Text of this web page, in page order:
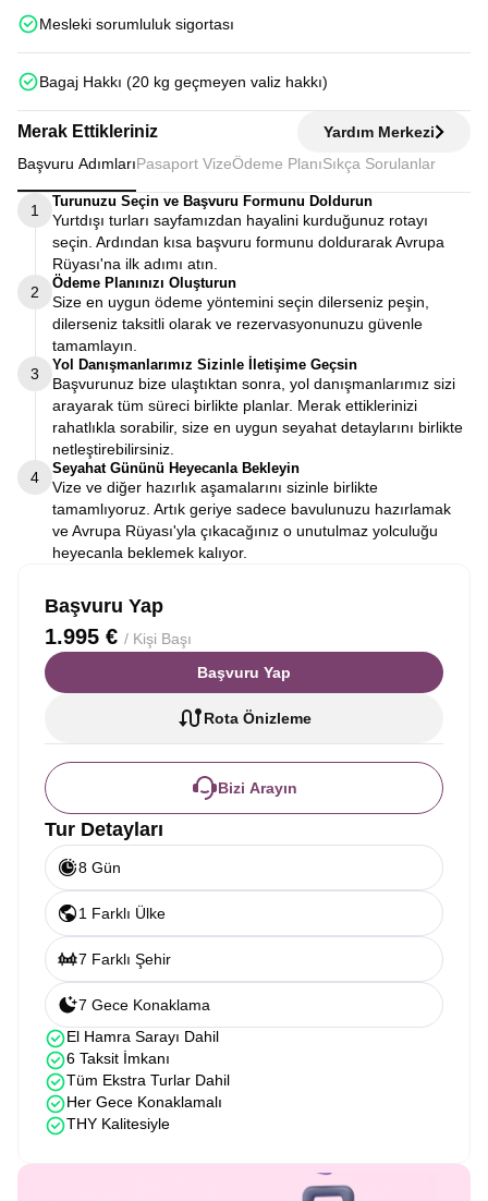
Mesleki sorumluluk sigortası
Bagaj Hakkı (20 kg geçmeyen valiz hakkı)
Merak Ettikleriniz
Yardım Merkezi
Başvuru AdımlarıPasaport VizeÖdeme Planı Sıkça Sorulanlar
1
Turunuzu Seçin ve Başvuru Formunu Doldurun
Yurtdışı turları sayfamızdan hayalini kurduğunuz rotayı
seçin. Ardından kısa başvuru formunu doldurarak Avrupa
Rüyası'na ilk adımı atın.
2
Ödeme Planınızı Oluşturun
Size en uygun ödeme yöntemini seçin dilerseniz peşin,
dilerseniz taksitli olarak ve rezervasyonunuzu güvenle
tamamlayın.
3
Yol Danışmanlarımız Sizinle İletişime Geçsin
Başvurunuz bize ulaştıktan sonra, yol danışmanlarımız sizi
arayarak tüm süreci birlikte planlar. Merak ettiklerinizi
rahatlıkla sorabilir, size en uygun seyahat detaylarını birlikte
netleştirebilirsiniz.
4
Seyahat Gününü Heyecanla Bekleyin
Vize ve diğer hazırlık aşamalarını sizinle birlikte
tamamlıyoruz. Artık geriye sadece bavulunuzu hazırlamak
ve Avrupa Rüyası'yla çıkacağınız o unutulmaz yolculuğu
heyecanla beklemek kalıyor.
Başvuru Yap
1.995 € / Kişi Başı
Başvuru Yap
Rota Önizleme
Bizi Arayın
Tur Detayları
8 Gün
1 Farklı Ülke
7 Farklı Şehir
7 Gece Konaklama
El Hamra Sarayı Dahil
6 Taksit İmkanı
Tüm Ekstra Turlar Dahil
Her Gece Konaklamalı
THY Kalitesiyle